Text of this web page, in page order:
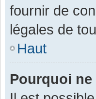
fournir de
légales de
Haut
Pourquoi